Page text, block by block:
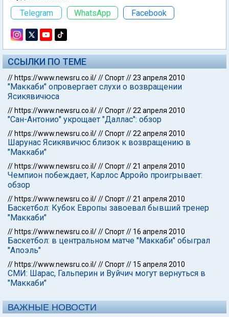
Telegram
WhatsApp Facebook
ССЫЛКИ ПО ТЕМЕ
// https://www.newsru.co.il///Спорт//23 апреля 2010
"Маккаби" опровергает слухи о возвращении
Ясикявичюса
// https://www.newsru.co.il///Спорт//22 апреля 2010
"Сан-Антонио" укрощает "Даллас": обзор
// https://www.newsru.co.il///Спорт//22 апреля 2010
Шарунас Ясикявичюс близок к возвращению в
"Маккаби"
// https://www.newsru.co.il///Спорт//21 апреля 2010
Чемпион побеждает, Карлос Арройо проигрывает:
обзор
// https://www.newsru.co.il///Спорт//21 апреля 2010
Баскетбол: Кубок Европы завоевал бывший тренер
"Маккаби"
// https://www.newsru.co.il///Спорт// 16 апреля 2010
Баскетбол: в центральном матче "Маккаби" обыграл
"Апоэль"
// https://www.newsru.co.il///Спорт// 15 апреля 2010
СМИ: Шарас, Гальперин и Вуйчич могут вернуться в
"Маккаби"
ВАЖНЫЕ НОВОСТИ